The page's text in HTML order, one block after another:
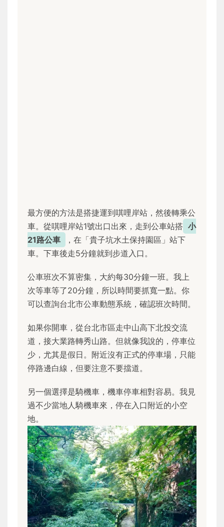
最方便的方法是搭捷運到唭哩岸站，然後轉乘公
車。從唭哩岸站1號出口出來，走到公車站搭 小
21路公車
，在「貴子坑水土保持園區」站下
車。下車後走5分鐘就到步道入口。
公車班次不算密集，大約每30分鐘一班。我上
次等車等了20分鐘，所以時間要抓寬一點。你
可以查詢台北市公車動態系統，確認班次時間。
如果你開車，從台北市區走中山高下北投交流
道，接大業路轉秀山路。但就像我說的，停車位
少，尤其是假日。附近沒有正式的停車場，只能
停路邊白線，但要注意不要擋道。
另一個選擇是騎機車，機車停車相對容易。我見
過不少當地人騎機車來，停在入口附近的小空
地。